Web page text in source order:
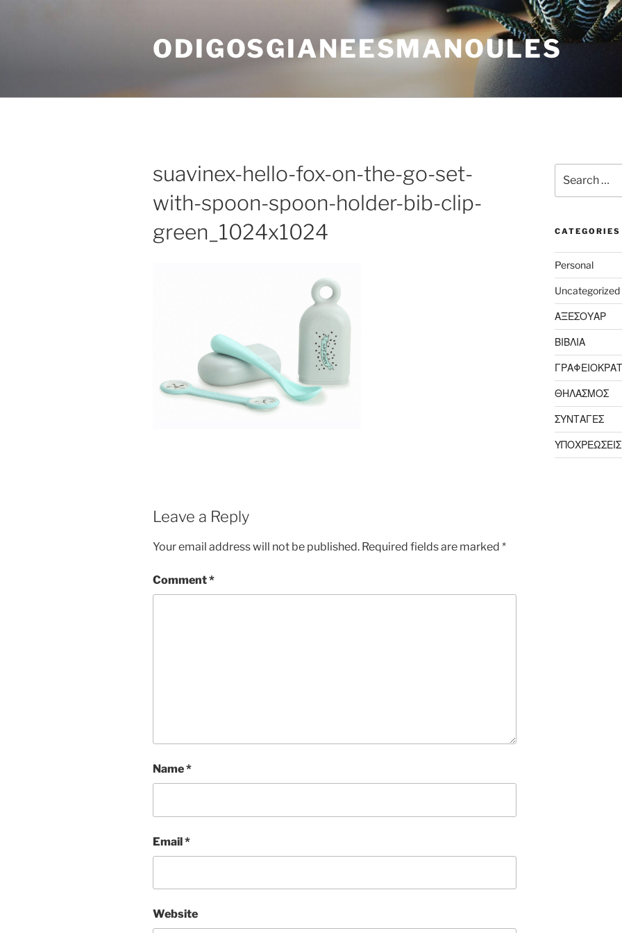
ODIGOSGIANEESMANOULES
suavinex-hello-fox-on-the-go-set-
with-spoon-spoon-holder-bib-clip-
green_1024x1024
Leave a Reply
Your email address will not be published. Required fields are marked *
Comment*
Name*
Email*
Website
for:
CATEGORIES
Personal
Uncategorized
ΑΞΕΣΟΥΑΡ
ΒΙΒΛΙΑ
ΘΗΛΑΣΜΟΣ
ΣΥΝΤΑΓΕΣ
ΥΠΟΧΡΕΩΣΕΙΣ